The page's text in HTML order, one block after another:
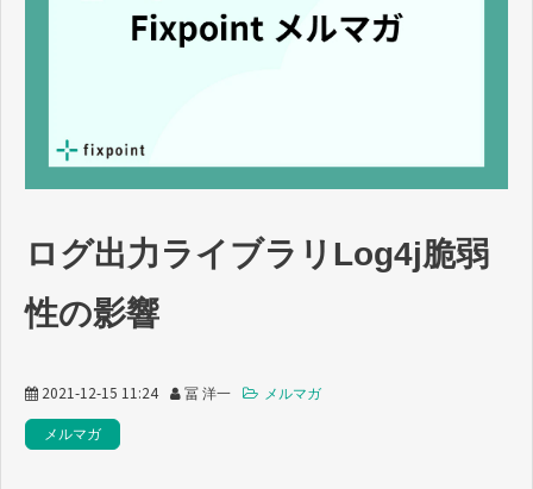
技術情報
ログ出力ライブラリLog4j脆弱
性の影響
2021-12-15 11:24 冨 洋一 メルマガ
メルマガ